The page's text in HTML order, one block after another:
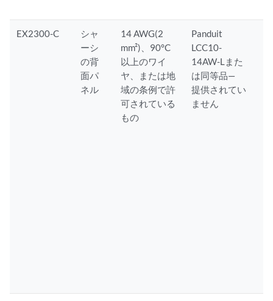
EX2300-C
シャ
ーシ
の背
面パ
ネル
14 AWG(2
mm²)、90°C
以上のワイ
ヤ、または地
域の条例で許
可されている
もの
Panduit
LCC10-
14AW-Lまた
は同等品—
提供されてい
ません